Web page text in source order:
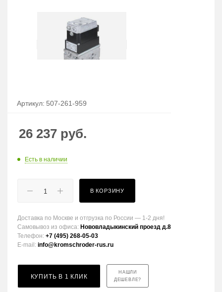
Артикул: 507-261-959
26 237 руб.
Есть в наличии
В КОРЗИНУ
Доставка по Москве и отгрузка по России — 1-2 дня!
Самовывоз из офиса: Нововладыкинский проезд д.8
Телефон: +7 (495) 268-05-03
E-mail: info@kromschroder-rus.ru
КУПИТЬ В 1 КЛИК
НАШЛИ
ДЕШЕВЛЕ?